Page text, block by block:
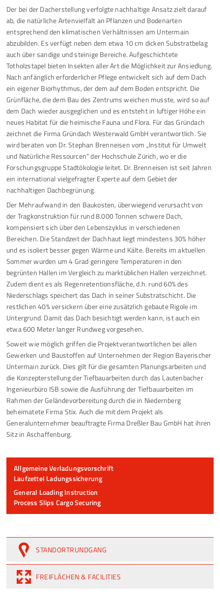
Der bei der Dacherstellung verfolgte nachhaltige Ansatz zielt darauf
ab, die natürliche Artenvielfalt an Pflanzen und Bodenarten
entsprechend den klimatischen Verhältnissen am Untermain
abzubilden. Es verfügt neben dem etwa 10 cm dicken Substratbelag
auch über sandige und steinige Bereiche. Aufgeschichtete
Totholzstapel bieten Insekten aller Art die Möglichkeit zur Ansiedlung.
Nach anfänglich erforderlicher Pflege entwickelt sich auf dem Dach
ein eigener Biorhythmus, der dem auf dem Boden entspricht. Die
Grünfläche, die dem Bau des Zentrums weichen musste, wird so auf
dem Dach wieder ausgeglichen und es entsteht in luftiger Höhe ein
neues Habitat für die heimische Fauna und Flora. Für das Gründach
zeichnet die Firma Gründach Westerwald GmbH verantwortlich. Sie
wird beraten von Dr. Stephan Brenneisen vom „Institut für Umwelt
und Natürliche Ressourcen“ der Hochschule Zürich, wo er die
Forschungsgruppe Stadtökologie leitet. Dr. Brenneisen ist seit Jahren
ein international vielgefragter Experte auf dem Gebiet der
nachhaltigen Dachbegrünung.
Der Mehraufwand in den Baukosten, überwiegend verursacht von
der Tragkonstruktion für rund 8.000 Tonnen schwere Dach,
kompensiert sich über den Lebenszyklus in verschiedenen
Bereichen. Die Standzeit der Dachhaut liegt mindestens 30% höher
und es isoliert besser gegen Wärme und Kälte. Bereits im aktuellen
Sommer wurden um 4 Grad geringere Temperaturen in den
begrünten Hallen im Vergleich zu marktüblichen Hallen verzeichnet.
Zudem dient es als Regenretentionsfläche, d.h. rund 60% des
Niederschlags speichert das Dach in seiner Substratschicht. Die
restlichen 40% versickern über eine zusätzlich gebaute Rigole im
Untergrund. Damit das Dach besichtigt werden kann, ist auch ein
etwa 600 Meter langer Rundweg vorgesehen.
Soweit wie möglich griffen die Projektverantwortlichen bei allen
Gewerken und Baustoffen auf Unternehmen der Region Bayerischer
Untermain zurück. Dies gilt für die gesamten Planungsarbeiten und
die Konzepterstellung der Tiefbauarbeiten durch das Lautenbacher
Ingenieurbüro ISB sowie die Ausführung der Tiefbauarbeiten im
Rahmen der Geländevorbereitung durch die in Niedernberg
beheimatete Firma Stix. Auch die mit dem Projekt als
Generalunternehmer beauftragte Firma Dreßler Bau GmbH hat ihren
Sitz in Aschaffenburg.
Allgemeine Verladungsvorschrift
Laufzettel Ladungssicherung
General Loading Instruction
Process Slips Cargo Securing
STANDORTRUNDGANG
FREIFLÄCHEN & FACILITIES